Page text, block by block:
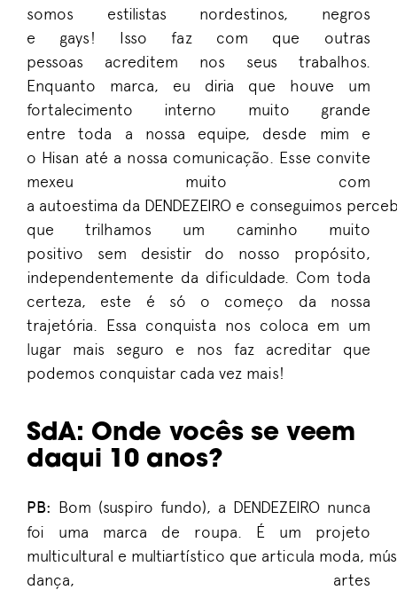
somos estilistas nordestinos, negros
e gays! Issofaz com que outras
pessoas
acreditem nos seus trabalhos.
Enquanto marca, eu diria que houve um
fortalecimento interno muito grande
entre
toda a nossa equipe, desde mim e
o Hisan até a nossa comunicação Esse convite
mexeu muito com
a autoestima da DENDEZEIRO e conseguimos
que trilhamos um caminho muito
positivo sem desistir do nosso propósito,
independentemente da dificuldade. Com toda
certeza, este é só o começo da nossa
trajetória . Essa conquista nos coloca em um
lugar mais seguro e nos faz acreditarque
podemos conquistar cada vez mais!
SdA: Onde vocês se veem
daqui 10 anos?
PB: Bom (suspiro fundo), a DENDEZEIRO nunca
foi uma marca de roupa.
É um projeto
multicultural e multiartístico que articula moda,
dança, artes